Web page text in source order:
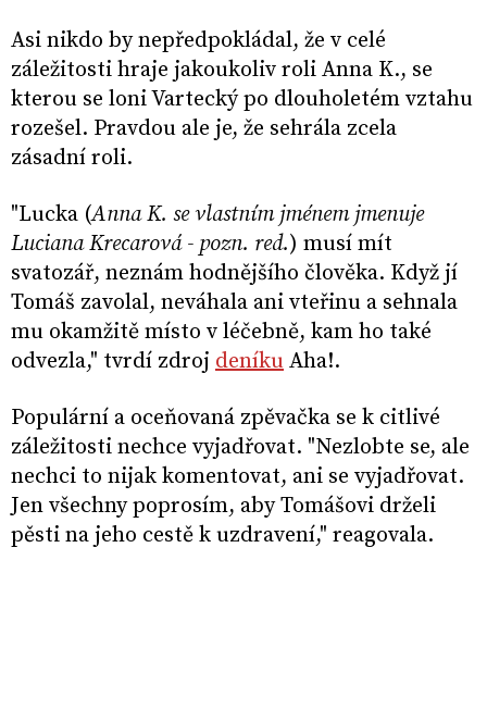
Asi nikdo by nepředpokládal, že v celé
záležitosti hraje jakoukoliv roli Anna K., se
kterou se loni Vartecký po dlouholetém vztahu
rozešel. Pravdou ale je, že sehrála zcela
zásadní roli.
"Lucka (Anna K. se vlastním jménem jmenuje
Luciana Krecarová - pozn. red.) musí mít
svatozář, neznám hodnějšího člověka. Když jí
Tomáš zavolal, neváhala ani vteřinu a sehnala
mu okamžitě místo v léčebně, kam ho také
odvezla," tvrdí zdroj deníku Aha!.
Populární a oceňovaná zpěvačka se k citlivé
záležitosti nechce vyjadřovat. "Nezlobte se, ale
nechci to nijak komentovat, ani se vyjadřovat.
Jen všechny poprosím, aby Tomášovi drželi
pěsti na jeho cestě k uzdravení," reagovala.